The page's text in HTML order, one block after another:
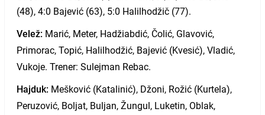
(48), 4:0 Bajević (63), 5:0 Halilhodžič (77).
Velež: Marić, Meter, Hadžiabdić, Čolić, Glavović,
Primorac, Topić, Halilhodžić, Bajević (Kvesić), Vladić,
Vukoje. Trener: Sulejman Rebac.
Hajduk: Mešković (Katalinić), Džoni, Rožić (Kurtela),
Peruzović, Boljat, Buljan, Žungul, Luketin, Oblak,